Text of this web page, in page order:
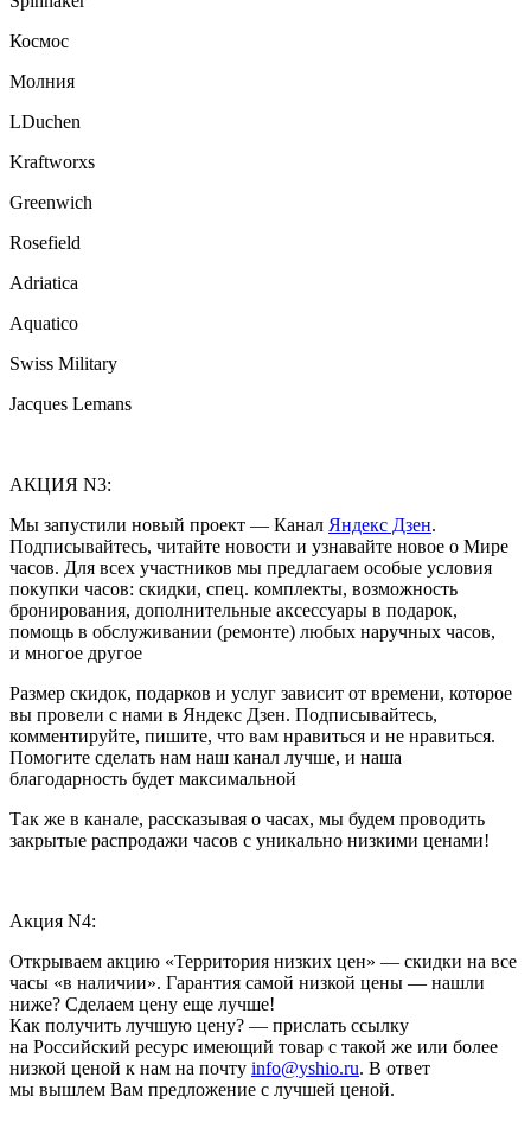
Космос
Молния
LDuchen
Kraftworxs
Greenwich
Rosefield
Adriatica
Aquatico
Swiss Military
Jacques Lemans
АКЦИЯ N3:
Мы запустили новый проект — Канал Яндекс Дзен.
Подписывайтесь, читайте новости и узнавайте новое о Мире
часов. Для всех участников мы предлагаем особые условия
покупки часов: скидки, спец. комплекты, возможность
бронирования, дополнительные аксессуары в подарок,
помощь в обслуживании (ремонте) любых наручных часов,
и многое другое
Размер скидок, подарков и услуг зависит от времени, которое
вы провели с нами в Яндекс Дзен. Подписывайтесь,
комментируйте, пишите, что вам нравиться и не нравиться.
Помогите сделать нам наш канал лучше, и наша
благодарность будет максимальной
Так же в канале, рассказывая о часах, мы будем проводить
закрытые распродажи часов с уникально низкими ценами!
Акция N4:
Открываем акцию «Территория низких цен» — скидки на все
часы «в наличии». Гарантия самой низкой цены — нашли
ниже? Сделаем цену еще лучше!
Как получить лучшую цену? — прислать ссылку
на Российский ресурс имеющий товар с такой же или более
низкой ценой к нам на почту info@yshio.ru. В ответ
мы вышлем Вам предложение с лучшей ценой.